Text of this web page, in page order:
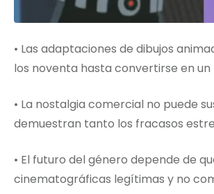
• Las adaptaciones de dibujos
los noventa hasta convertirse en
• La nostalgia comercial no puede
demuestran tanto los fracasos
• El futuro del género depende de
cinematográficas legítimas y no